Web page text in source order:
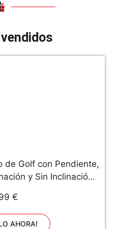
de Golf con Pendiente,
y Sin Inclinación,
de
€
AHORA!